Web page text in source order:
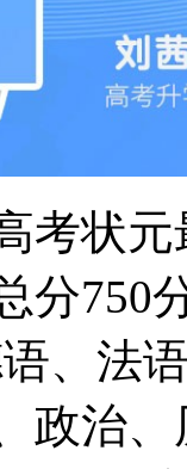
考状
分750
、法
政治